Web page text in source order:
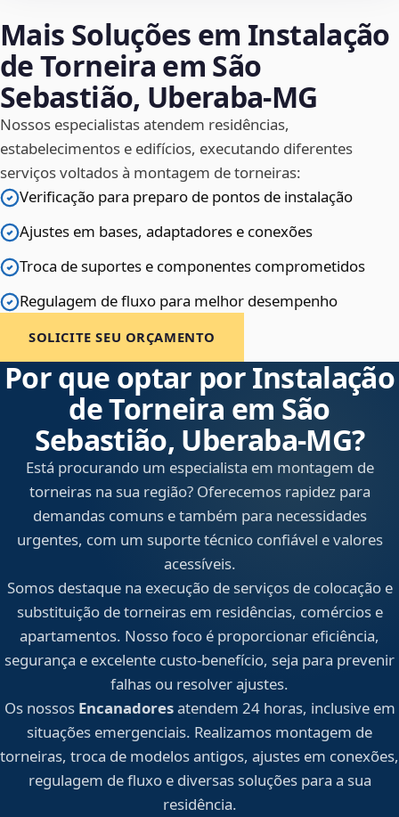
Mais Soluções em Instalação
de Torneira em São
Sebastião, Uberaba‑MG
Nossos especialistas atendem residências,
estabelecimentos e edifícios, executando diferentes
serviços voltados à montagem de torneiras:
Verificação para preparo de pontos de instalação
Ajustes em bases, adaptadores e conexões
Troca de suportes e componentes comprometidos
Regulagem de fluxo para melhor desempenho
SOLICITE SEU ORÇAMENTO
Por que optar por Instalação
de Torneira em São
Sebastião, Uberaba‑MG?
Está procurando um especialista em montagem de
torneiras na sua região? Oferecemos rapidez para
demandas comuns e também para necessidades
urgentes, com um suporte técnico confiável e valores
acessíveis.
Somos destaque na execução de serviços de colocação e
substituição de torneiras em residências, comércios e
apartamentos. Nosso foco é proporcionar eficiência,
segurança e excelente custo-benefício, seja para prevenir
falhas ou resolver ajustes.
Os nossos Encanadoresatendem 24 horas, inclusive em
situações emergenciais. Realizamos montagem de
torneiras, troca de modelos antigos, ajustes em conexões,
regulagem de fluxo e diversas soluções para a sua
residência.